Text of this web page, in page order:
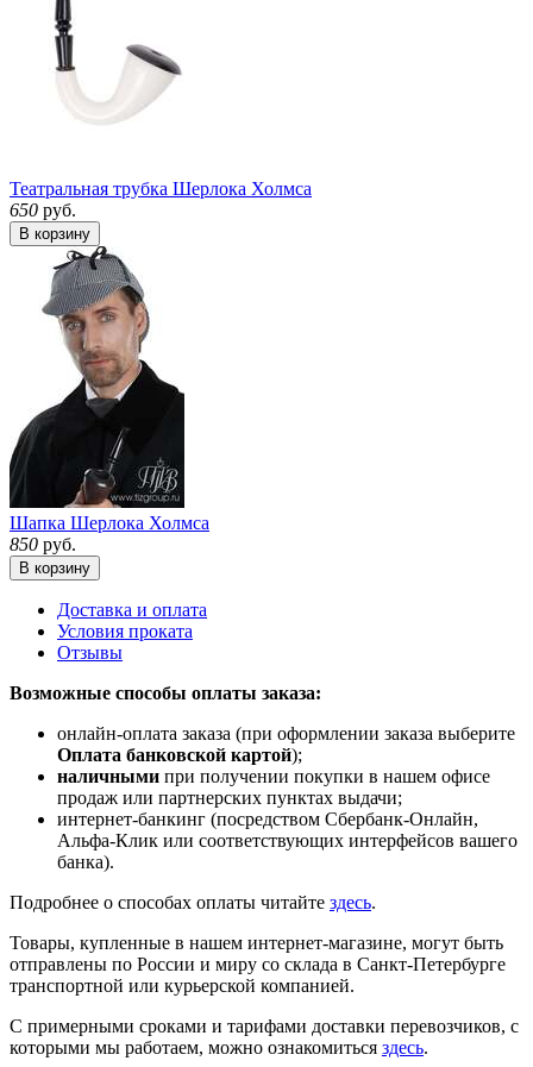
Театральная трубка Шерлока Холмса
650 руб.
В корзину
Шапка Шерлока Холмса
850 руб.
В корзину
Доставка и оплата
Условия проката
Отзывы
Возможные способы оплаты заказа:
онлайн-оплата заказа (при оформлении заказа выберите
Оплата банковской картой);
наличными при получении покупки в нашем офисе
продаж или партнерских пунктах выдачи;
интернет-банкинг (посредством Сбербанк-Онлайн,
Альфа-Клик или соответствующих интерфейсов вашего
банка).
Подробнее о способах оплаты читайте здесь.
Товары, купленные в нашем интернет-магазине, могут быть
отправлены по России и миру со склада в Санкт-Петербурге
транспортной или курьерской компанией.
С примерными сроками и тарифами доставки перевозчиков, с
которыми мы работаем, можно ознакомиться здесь.